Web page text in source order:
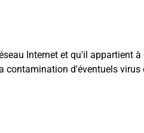
Internet et qu'il appartient
contamination d'éventuels virus